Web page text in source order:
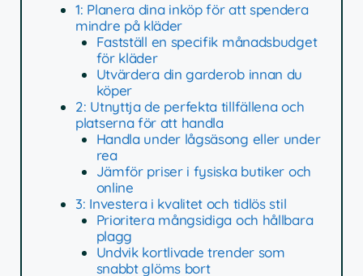
1: Planera dina inköp för att spendera
mindre på kläder
Fastställ en specifik månadsbudget
för kläder
Utvärdera din garderob innan du
köper
2: Utnyttja de perfekta tillfällena och
platserna för att handla
Handla under lågsäsong eller under
rea
Jämför priser i fysiska butiker och
online
3: Investera i kvalitet och tidlös stil
Prioritera mångsidiga och hållbara
plagg
Undvik kortlivade trender som
snabbt glöms bort